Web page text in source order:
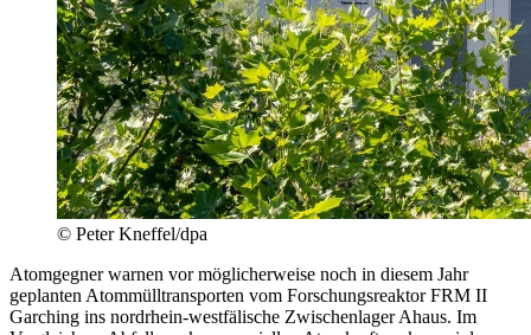
© Peter Kneffel/dpa
Atomgegner warnen vor möglicherweise noch in diesem Jahr
geplanten Atommülltransporten vom Forschungsreaktor FRM II
Garching ins nordrhein-westfälische Zwischenlager Ahaus. Im